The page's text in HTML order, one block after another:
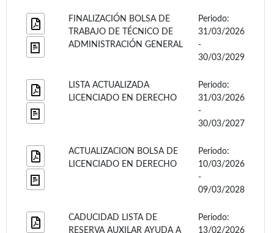
FINALIZACIÓN BOLSA DE
TRABAJO DE TÉCNICO DE
ADMINISTRACIÓN GENERAL
Periodo:
31/03/2026
-
30/03/2029
LISTA ACTUALIZADA
LICENCIADO EN DERECHO
Periodo:
31/03/2026
-
30/03/2027
ACTUALIZACION BOLSA DE
LICENCIADO EN DERECHO
Periodo:
10/03/2026
-
09/03/2028
CADUCIDAD LISTA DE
RESERVA AUXILAR AYUDA A
Periodo:
13/02/2026